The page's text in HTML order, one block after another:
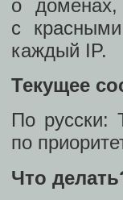
о
с
каждый IP.
Текущее
По русски:
по
Что